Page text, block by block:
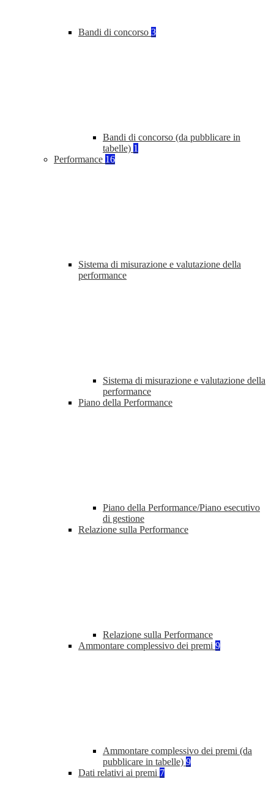
Bandi di concorso 3
Bandi di concorso (da pubblicare in
tabelle) 1
Performance 16
Sistema di misurazione e valutazione della
performance
Sistema di misurazione e valutazione della
performance
Piano della Performance
Piano della Performance/Piano esecutivo
di gestione
Relazione sulla Performance
Relazione sulla Performance
Ammontare complessivo dei premi 9
Ammontare complessivo dei premi (da
pubblicare in tabelle) 9
Dati relativi ai premi 7